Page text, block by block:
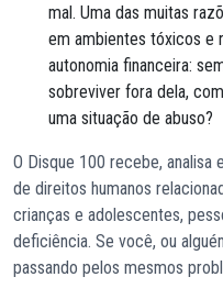
mal. Uma das muitas
em ambientes tóxicos e
autonomia financeira:
sobreviver fora dela,
uma situação de abuso?
O Disque 100 recebe, analisa
de direitos humanos
crianças e adolescentes,
deficiência. Se você, ou
passando pelos mesmos